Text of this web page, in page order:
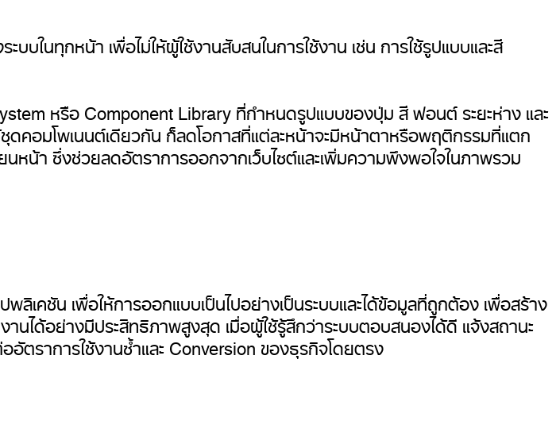
ในทุกหน้า เพื่อไม่ให้ผู้ใช้งานสับสนในการใช้งาน เช่น การใช้รูปแบบและสี
หรือ Component Library ที่กำหนดรูปแบบของปุ่ม สี ฟอนต์ ระยะห่าง และ
คอมโพเนนต์เดียวกัน ก็ลดโอกาสที่แต่ละหน้าจะมีหน้าตาหรือพฤติกรรมที่แตก
หน้า ซึ่งช่วยลดอัตราการออกจากเว็บไซต์และเพิ่มความพึงพอใจในภาพรวม
คชัน เพื่อให้การออกแบบเป็นไปอย่างเป็นระบบและได้ข้อมูลที่ถูกต้อง เพื่อสร้าง
นได้อย่างมีประสิทธิภาพสูงสุด เมื่อผู้ใช้รู้สึกว่าระบบตอบสนองได้ดี แจ้งสถานะ
ตราการใช้งานซ้ำและ Conversion ของธุรกิจโดยตรง